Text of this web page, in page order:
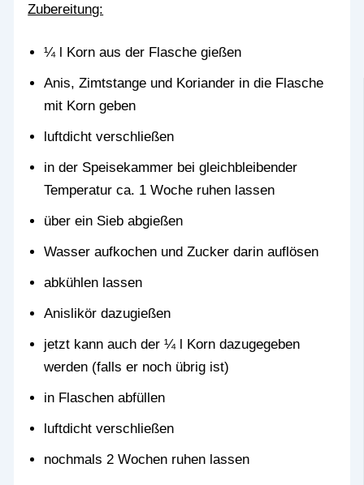
Zubereitung:
¼ l Korn aus der Flasche gießen
Anis, Zimtstange und Koriander in die Flasche
mit Korn geben
luftdicht verschließen
in der Speisekammer bei gleichbleibender
Temperatur ca. 1 Woche ruhen lassen
über ein Sieb abgießen
Wasser aufkochen und Zucker darin auflösen
abkühlen lassen
Anislikör dazugießen
jetzt kann auch der ¼ l Korn dazugegeben
werden (falls er noch übrig ist)
in Flaschen abfüllen
luftdicht verschließen
nochmals 2 Wochen ruhen lassen